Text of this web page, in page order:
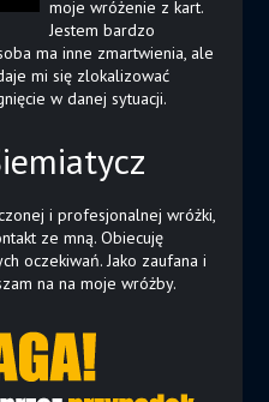
moje wróżenie z kart.
Jestem bardzo
ma inne zmartwienia, ale
mi się zlokalizować
w danej sytuacji.
i profesjonalnej wróżki,
ze mną. Obiecuję
oczekiwań. Jako zaufana i
na na moje wróżby.